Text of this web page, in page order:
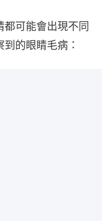
都可能會出現不同
的眼睛毛病：